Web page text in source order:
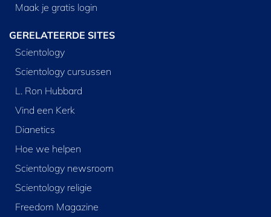
Maak je gratis login
GERELATEERDE SITES
Scientology
Scientology cursussen
L. Ron Hubbard
Vind een Kerk
Dianetics
Hoe we helpen
Scientology newsroom
Scientology religie
Freedom Magazine